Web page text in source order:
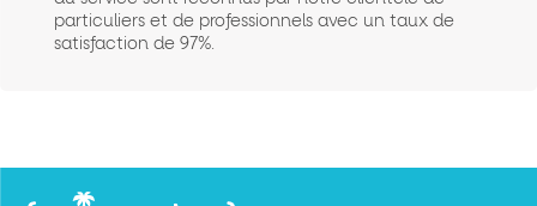
particuliers et de professionnels avec un taux de
satisfaction de 97%.